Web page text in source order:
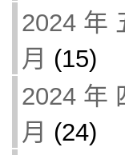
2024 年
月 (15)
2024 年
月 (24)